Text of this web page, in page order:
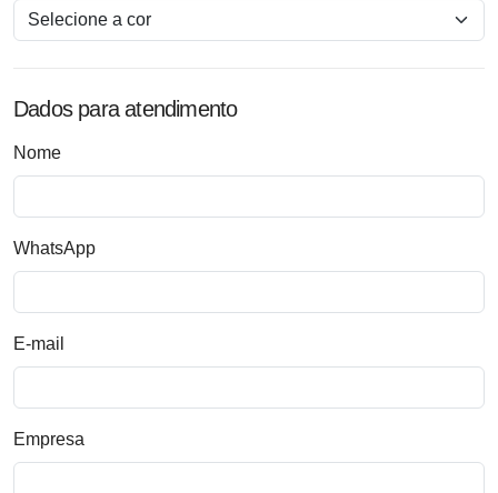
Dados para atendimento
Nome
WhatsApp
E-mail
Empresa